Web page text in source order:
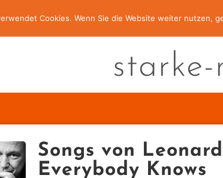
Songs von
Everybody Knows
Cookies. Wenn Sie die Website weiter nutzen,